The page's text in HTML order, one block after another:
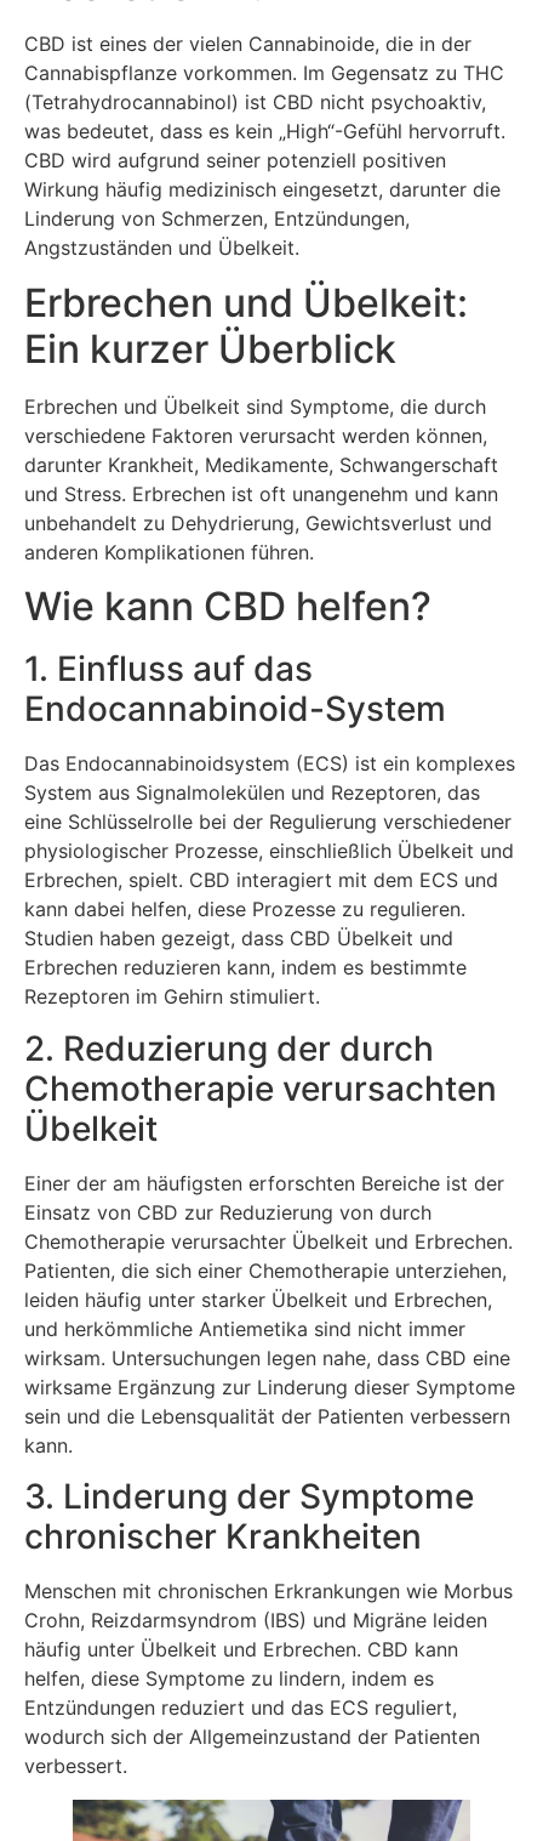
CBD ist eines der vielen Cannabinoide, die in der
Cannabispflanze vorkommen. Im Gegensatz zu THC
(Tetrahydrocannabinol) ist CBD nicht psychoaktiv,
was bedeutet, dass es kein „High“-Gefühl hervorruft.
CBD wird aufgrund seiner potenziell positiven
Wirkung häufig medizinisch eingesetzt, darunter die
Linderung von Schmerzen, Entzündungen,
Angstzuständen und Übelkeit.
Erbrechen und Übelkeit:
Ein kurzer Überblick
Erbrechen und Übelkeit sind Symptome, die durch
verschiedene Faktoren verursacht werden können,
darunter Krankheit, Medikamente, Schwangerschaft
und Stress. Erbrechen ist oft unangenehm und kann
unbehandelt zu Dehydrierung, Gewichtsverlust und
anderen Komplikationen führen.
Wie kann CBD helfen?
1. Einfluss auf das
Endocannabinoid-System
Das Endocannabinoidsystem (ECS) ist ein komplexes
System aus Signalmolekülen und Rezeptoren, das
eine Schlüsselrolle bei der Regulierung verschiedener
physiologischer Prozesse, einschließlich Übelkeit und
Erbrechen, spielt. CBD interagiert mit dem ECS und
kann dabei helfen, diese Prozesse zu regulieren.
Studien haben gezeigt, dass CBD Übelkeit und
Erbrechen reduzieren kann, indem es bestimmte
Rezeptoren im Gehirn stimuliert.
2. Reduzierung der durch
Chemotherapie verursachten
Übelkeit
Einer der am häufigsten erforschten Bereiche ist der
Einsatz von CBD zur Reduzierung von durch
Chemotherapie verursachter Übelkeit und Erbrechen.
Patienten, die sich einer Chemotherapie unterziehen,
leiden häufig unter starker Übelkeit und Erbrechen,
und herkömmliche Antiemetika sind nicht immer
wirksam. Untersuchungen legen nahe, dass CBD eine
wirksame Ergänzung zur Linderung dieser Symptome
sein und die Lebensqualität der Patienten verbessern
kann.
3. Linderung der Symptome
chronischer Krankheiten
Menschen mit chronischen Erkrankungen wie Morbus
Crohn, Reizdarmsyndrom (IBS) und Migräne leiden
häufig unter Übelkeit und Erbrechen. CBD kann
helfen, diese Symptome zu lindern, indem es
Entzündungen reduziert und das ECS reguliert,
wodurch sich der Allgemeinzustand der Patienten
verbessert.